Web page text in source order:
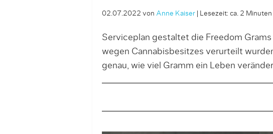
02.07.2022 von Anne Kaiser| Lesezeit: ca. 2 Minuten
Serviceplan gestaltet die Freedom
wegen Cannabisbesitzes verurteilt
genau, wie viel Gramm ein Leben